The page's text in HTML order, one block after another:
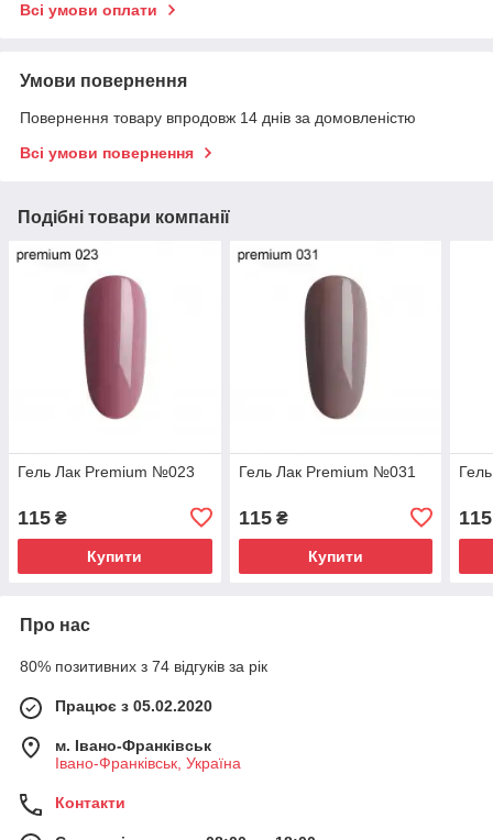
Всі умови оплати
Умови повернення
Повернення товару впродовж 14 днів за домовленістю
Всі умови повернення
Подібні товари компанії
Гель Лак Premium №023
115 ₴
Купити
Гель Лак Premium №031
115₴
Купити
115
Про нас
80% позитивних з 74 відгуків за рік
Працює з 05.02.2020
м. Івано-Франківськ
Івано-Франківськ, Україна
Контакти